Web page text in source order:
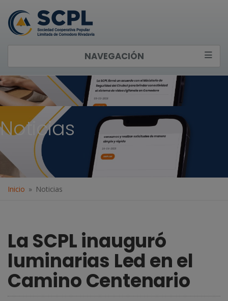
NAVEGACIÓN
Noticias
Inicio Noticias
La SCPL inauguró
luminarias Led en el
Camino Centenario